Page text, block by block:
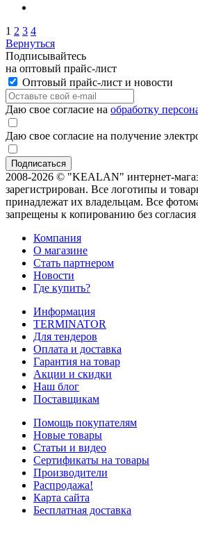
1 2 3 4
Вернуться
Подписывайтесь
на оптовый прайс-лист
Оптовый прайс-лист и новости
Даю свое согласие на обработку
Даю свое согласие на получение
2008-2026 © "KEALAN" интернет-
зарегистрирован. Все логотипы и
принадлежат их владельцам. Все
запрещены к копированию без
Компания
О магазине
Стать партнером
Новости
Где купить?
Информация
TERMINATOR
Для тендеров
Оплата и доставка
Гарантия на товар
Акции и скидки
Наш блог
Поставщикам
Помощь покупателям
Новые товары
Статьи и видео
Сертификаты на товары
Производители
Распродажа!
Карта сайта
Бесплатная доставка